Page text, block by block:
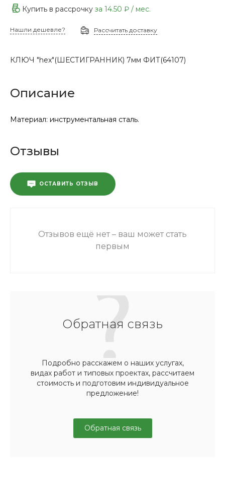
Купить в рассрочку за 14.50 ₽ / мес.
Нашли дешевле? Рассчитать доставку
КЛЮЧ "hex"(ШЕСТИГРАННИК) 7мм ФИТ(64107)
Описание
Материал: инструментальная сталь.
Отзывы
ОСТАВИТЬ ОТЗЫВ
Отзывов ещё нет – ваш может стать
первым
Обратная связь
Подробно расскажем о наших услугах,
видах работ и типовых проектах, рассчитаем
стоимость и подготовим индивидуальное
предложение!
Обратная связь